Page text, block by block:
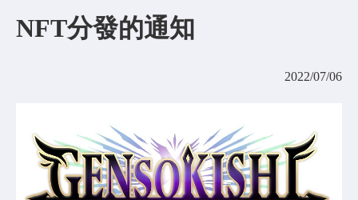
Learn More
AGREEMENT&LICENCE
NFT分發的通知
2022/07/06